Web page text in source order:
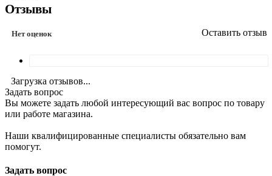
Отзывы
Нет оценок Оставить отзыв
Загрузка отзывов...
Задать вопрос
Вы можете задать любой интересующий вас вопрос по товару
или работе магазина.
Наши квалифицированные специалисты обязательно вам
помогут.
Задать вопрос